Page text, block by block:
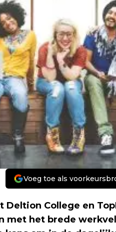
Voeg toe als
College en
met het brede